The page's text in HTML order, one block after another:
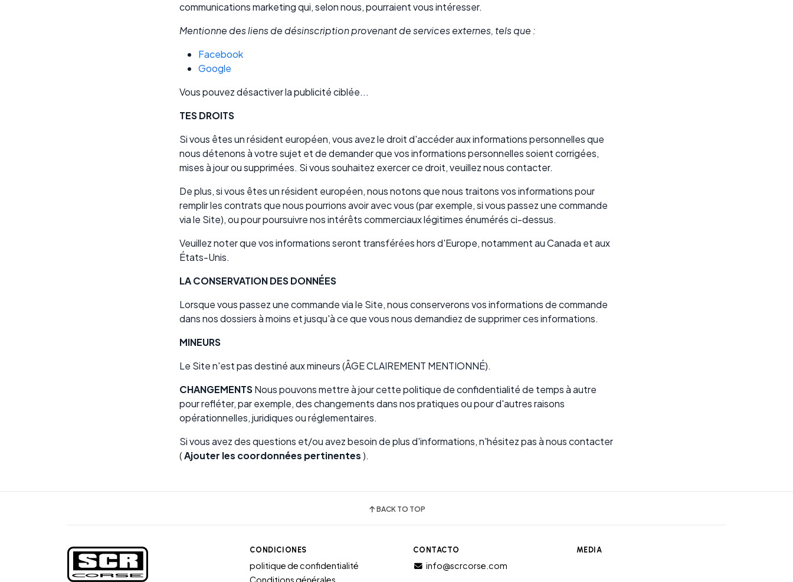
communications marketing qui, selon nous, pourraient vous intéresser.
Mentionne des liens de désinscription provenant de services externes, tels que :
Facebook
Google
Vous pouvez désactiver la publicité ciblée...
TES DROITS
Si vous êtes un résident européen, vous avez le droit d'accéder aux informations personnelles que
nous détenons à votre sujet et de demander que vos informations personnelles soient corrigées,
mises à jour ou supprimées. Si vous souhaitez exercer ce droit, veuillez nous contacter.
De plus, si vous êtes un résident européen, nous notons que nous traitons vos informations pour
remplir les contrats que nous pourrions avoir avec vous (par exemple, si vous passez une commande
via le Site), ou pour poursuivre nos intérêts commerciaux légitimes énumérés ci-dessus.
Veuillez noter que vos informations seront transférées hors d'Europe, notamment au Canada et aux
États-Unis.
LA CONSERVATION DES DONNÉES
Lorsque vous passez une commande via le Site, nous conserverons vos informations de commande
dans nos dossiers à moins et jusqu'à ce que vous nous demandiez de supprimer ces informations.
MINEURS
Le Site n'est pas destiné aux mineurs (ÂGE CLAIREMENT MENTIONNÉ).
CHANGEMENTSNous pouvons mettre à jour cette politique de confidentialité de temps à autre
pour refléter, par exemple, des changements dans nos pratiques ou pour d'autres raisons
opérationnelles, juridiques ou réglementaires.
Si vous avez des questions et/ou avez besoin de plus d'informations, n'hésitez pas à nous contacter
(Ajouter les coordonnées pertinentes).
BACK TO TOP
CONDICIONES
politique de confidentialité
Conditions générales
CONTACTO
info@scrcorse.com
MEDIA